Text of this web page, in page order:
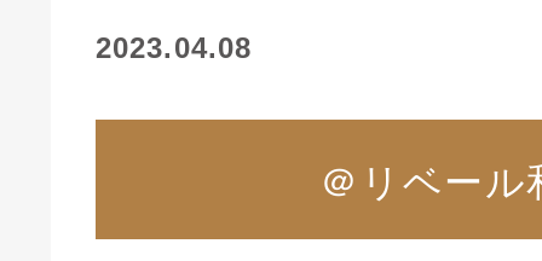
2023.04.08
＠リベール